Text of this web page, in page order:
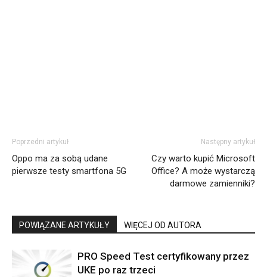
Poprzedni artykuł
Oppo ma za sobą udane
pierwsze testy smartfona 5G
Następny artykuł
Czy warto kupić Microsoft
Office? A może wystarczą
darmowe zamienniki?
POWIĄZANE ARTYKUŁY WIĘCEJ OD AUTORA
PRO Speed Test certyfikowany przez
UKE po raz trzeci